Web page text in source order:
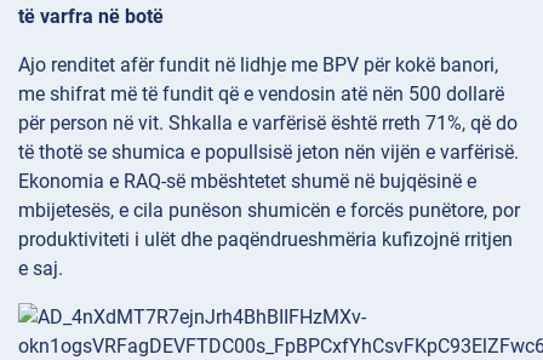
të varfra në botë
Ajo renditet afër fundit në lidhje me BPV për kokë banori,
me shifrat më të fundit që e vendosin atë nën 500 dollarë
për person në vit. Shkalla e varfërisë është rreth 71%, që do
të thotë se shumica e popullsisë jeton nën vijën e varfërisë.
Ekonomia e RAQ-së mbështetet shumë në bujqësinë e
mbijetesës, e cila punëson shumicën e forcës punëtore, por
produktiviteti i ulët dhe paqëndrueshmëria kufizojnë rritjen
e saj.